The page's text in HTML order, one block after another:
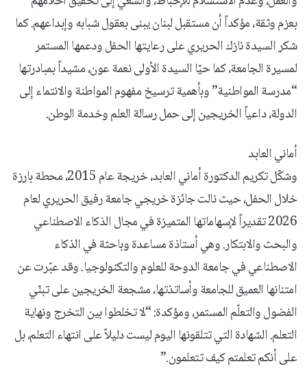
بعزم وثقة، مؤكداً أن مستقبل لبنان يبنى بعقول شبابه وإبداعهم. كما
شكر السيدة نازك الحريري على رعايتها الحفل ودعمها المستمر
لمسيرة الجامعة، كما حيّا السيدة الأولى نعمة عون، مشيداً بمبادرتها
“مدرسة المواطنية” وبأهمية ترسيخ مفهوم المواطنة والانتماء إلى
الدولة، داعياً الخريجين إلى حمل رسالة العلم وخدمة الوطن.
أماني العابد
وشكّل تكريم الدكتورة أماني العابد، خريجة عام 2015، محطة بارزة
خلال الحفل، حيث نالت جائزة خريجي جامعة رفيق الحريري لعام
2026 تقديراً لإسهاماتها المتميزة في مجال الذكاء الاصطناعي
والبحث والابتكار. وهي أستاذة مساعدة وباحثة في الذكاء
الاصطناعي في جامعة الدوحة للعلوم والتكنولوجيا. وقد عبّرت عن
امتنانها العميق للجامعة وأساتذتها، مشجعة الخريجين على تبنّي
الفضول والتعلّم المستمر، ومؤكدة: “لا تخلطوا بين التخرج ونهاية
التعلم. الشهادة التي تتلقونها اليوم ليست دليلاً على انتهاء التعلم، بل
على أنكم تعلمتم كيف تتعلمون.”